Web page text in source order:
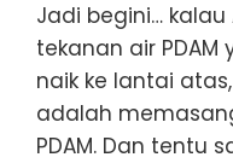
Jadi begini…
tekanan air
naik ke lantai
adalah
PDAM. Dan tentu